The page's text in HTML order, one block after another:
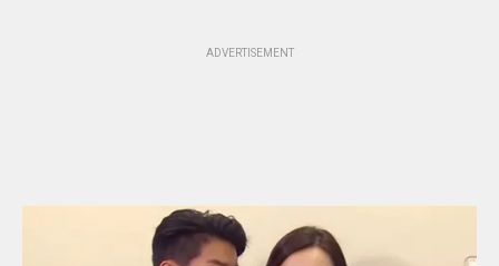
ADVERTISEMENT